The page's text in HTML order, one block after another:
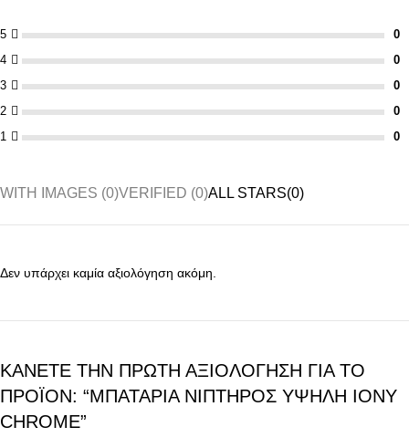
5
4
3
2
1
WITH IMAGES (0)VERIFIED (0)ALL STARS(0)
Δεν υπάρχει καμία αξιολόγηση ακόμη.
ΚΆΝΕΤΕ ΤΗΝ ΠΡΏΤΗ ΑΞΙΟΛΌΓΗΣΗ ΓΙΑ ΤΟ
ΠΡΟΪΌΝ: “ΜΠΑΤΑΡΊΑ ΝΙΠΤΉΡΟΣ ΥΨΗΛΉ IONY
CHROME”